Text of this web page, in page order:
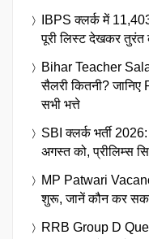
IBPS क्लर्क में
पूरी लिस्ट देखकर तुरंत
Bihar Teacher
सैलरी कितनी?
सभी भत्ते
SBI क्लर्क भर्ती
अगस्त को, प्रीलिम्स
MP Patwari
शुरू, जानें कौन कर
RRB Group D